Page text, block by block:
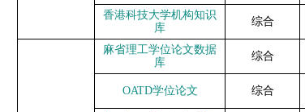
香港科技大学机构知识
库
综合
麻省理工学位论文数据
库
综合
OATD学位论文 综合